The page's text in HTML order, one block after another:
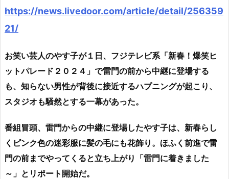
https://news.livedoor.com/article/detail/256359
21/
お笑い芸人のやす子が１日、フジテレビ系「新春！爆笑ヒ
ットパレード２０２４」で雷門の前から中継に登場する
も、知らない男性が背後に接近するハプニングが起こり、
スタジオも騒然とする一幕があった。
番組冒頭、雷門からの中継に登場したやす子は、新春らし
くピンク色の迷彩服に髪の毛にも花飾り。ほふく前進で雷
門の前までやってくると立ち上がり「雷門に着きました
～」とリポート開始だ。